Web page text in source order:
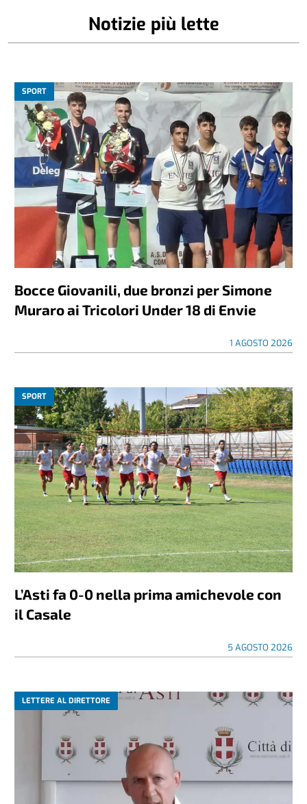
Notizie più lette
SPORT
Bocce Giovanili, due bronzi per Simone
Muraro ai Tricolori Under 18 di Envie
1 AGOSTO 2026
SPORT
L’Asti fa 0-0 nella prima amichevole con
il Casale
5 AGOSTO 2026
LETTERE AL DIRETTORE